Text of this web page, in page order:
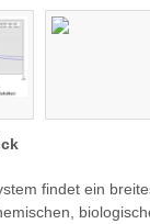
findet ein